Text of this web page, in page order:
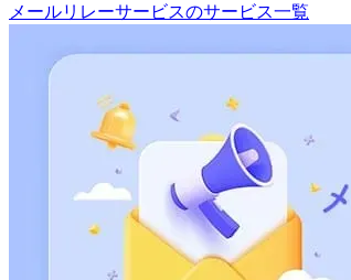
メールリレーサービスのサービス一覧